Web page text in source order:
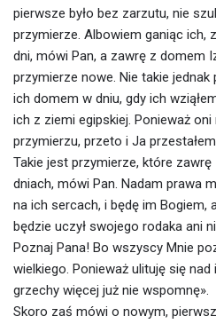
pierwsze było bez zarzutu, nie
przymierze. Albowiem ganiąc ich,
dni, mówi Pan, a zawrę z domem
przymierze nowe. Nie takie jednak
ich domem w dniu, gdy ich
ich z ziemi egipskiej. Ponieważ
przymierzu, przeto i Ja
Takie jest przymierze, które
dniach, mówi Pan. Nadam prawa
na ich sercach, i będę im Bogiem,
będzie uczył swojego rodaka ani
Poznaj Pana! Bo wszyscy Mnie
wielkiego. Ponieważ ulituję się
grzechy więcej już nie wspomnę».
Skoro zaś mówi o nowym,